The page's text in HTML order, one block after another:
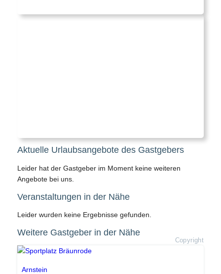
Aktuelle Urlaubsangebote des Gastgebers
Leider hat der Gastgeber im Moment keine weiteren
Angebote bei uns.
Veranstaltungen in der Nähe
Leider wurden keine Ergebnisse gefunden.
Weitere Gastgeber in der Nähe
Copyright
Arnstein